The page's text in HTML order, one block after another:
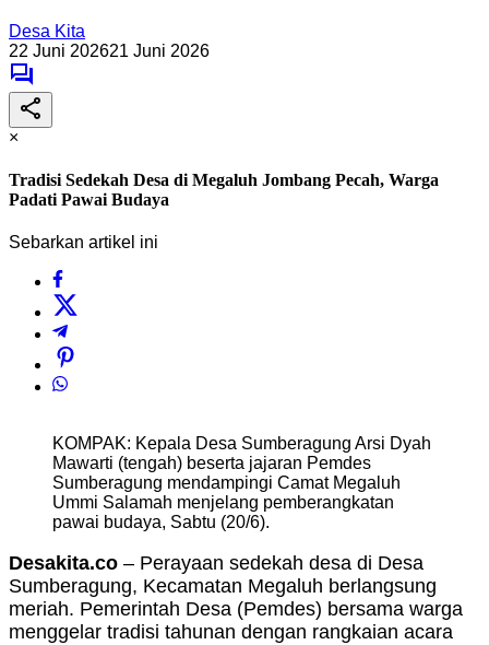
Desa Kita
22 Juni 202621 Juni 2026
×
Tradisi Sedekah Desa di Megaluh Jombang Pecah, Warga
Padati Pawai Budaya
Sebarkan artikel ini
KOMPAK: Kepala Desa Sumberagung Arsi Dyah
Mawarti (tengah) beserta jajaran Pemdes
Sumberagung mendampingi Camat Megaluh
Ummi Salamah menjelang pemberangkatan
pawai budaya, Sabtu (20/6).
Desakita.co – Perayaan sedekah desa di Desa
Sumberagung, Kecamatan Megaluh berlangsung
meriah. Pemerintah Desa (Pemdes) bersama warga
menggelar tradisi tahunan dengan rangkaian acara